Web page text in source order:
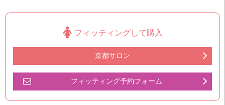
フィッティングして購入
京都サロン
フィッティング予約フォーム